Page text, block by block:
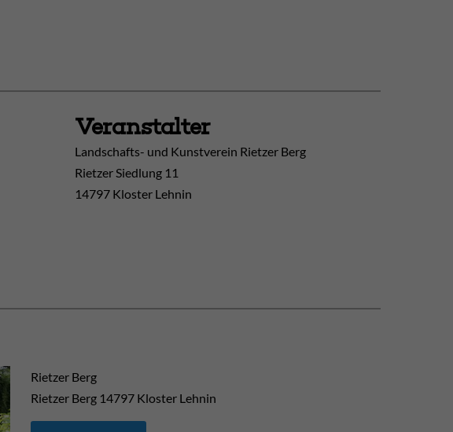
Veranstalter
Landschafts- und Kunstverein Rietzer Berg
Rietzer Siedlung 11
14797 Kloster Lehnin
Rietzer Berg
Rietzer Berg 14797 Kloster Lehnin